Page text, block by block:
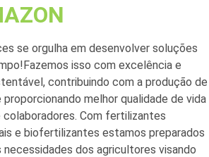
se orgulha em desenvolver soluções
isso com excelência e
contribuindo com a produção de
melhor qualidade de vida
Com fertilizantes
e biofertilizantes estamos preparados
dos agricultores visando